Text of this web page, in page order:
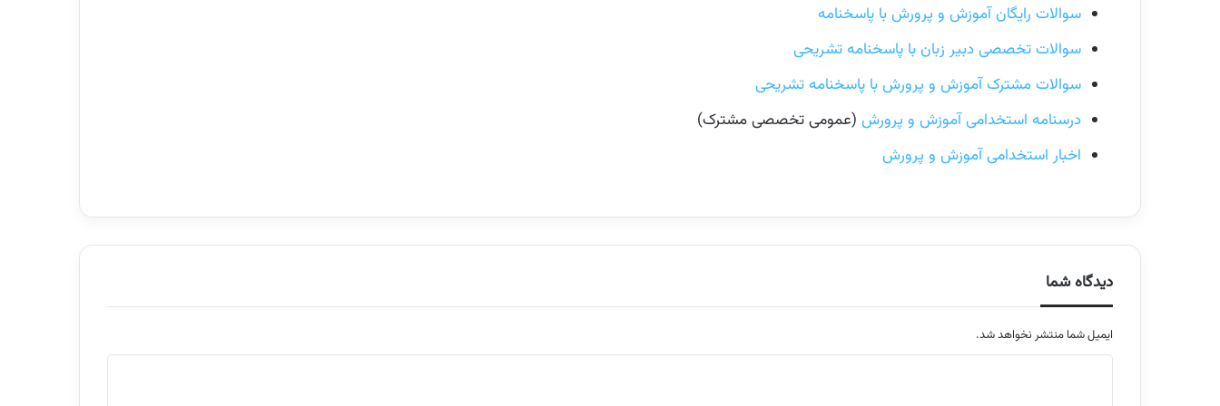
سوالات رایگان آموزش و پرورش با پاسخنامه
سوالات تخصصی دبیر زبان با پاسخنامه تشریحی
سوالات مشترک آموزش و پرورش با پاسخنامه تشریحی
درسنامه استخدامی آموزش و پرورش (عمومی تخصصی مشترک)
اخبار استخدامی آموزش و پرورش
دیدگاه شما
ایمیل شما منتشر نخواهد شد.